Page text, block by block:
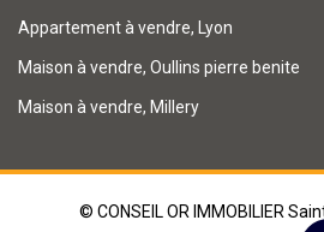
Appartement à vendre, Lyon
Maison à vendre, Oullins pierre benite
Maison à vendre, Millery
© CONSEIL OR IMMOBILIER